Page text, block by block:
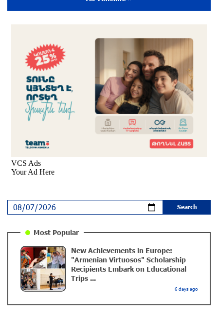
9 months ago
Young Musician from the “Born in Artsakh”
Program, Arsen Safaryan, Performed at the
Anniversary Concert of the “Artis Futura”
Foundation with the Moscow “Russian
Philharmonia” Symphony Orchestra
9 months ago
Young Musicians of the “Born in Artsakh” Program
Bring the Voice of Artsakh to Moscow
9 months ago
The Sound of Artsakh in the USA
Educational Trip and First U.S. Concert of the Music
for Future Foundation’s Young Musicians
10 months ago
Empowering the Next Generation of Armenian
Talents: “Music for Future” Foundation’s First
Concert in the U.S.
Most Popular
New Achievements in Europe:
"Armenian Virtuosos" Scholarship
Recipients Embark on Educational
Trips ...
6 days ago